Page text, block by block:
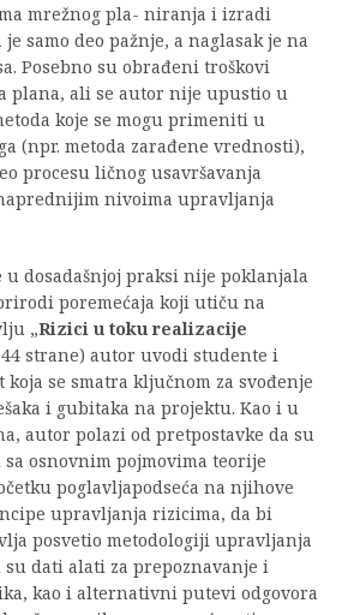
mrežnog pla- niranja i izradi
samo deo pažnje, a naglasak je na
Posebno su obrađeni troškovi
plana, ali se autor nije upustio u
koje se mogu primeniti u
(npr. metoda zarađene vrednosti),
procesu ličnog usavršavanja
nivoima upravljanja
u dosadašnjoj praksi nije poklanjala
poremećaja koji utiču na
„Rizici u toku realizacije
44 strane) autor uvodi studente i
se smatra ključnom za svođenje
i gubitaka na projektu. Kao i u
autor polazi od pretpostavke da su
osnovnim pojmovima teorije
poglavljapodseća na njihove
upravljanja rizicima, da bi
posvetio metodologiji upravljanja
dati alati za prepoznavanje i
kao i alternativni putevi odgovora